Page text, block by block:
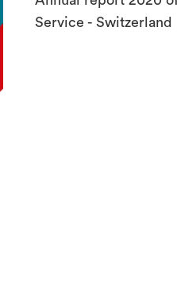
Service - Switzerland